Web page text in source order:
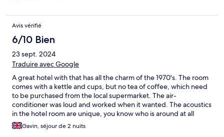
Avis vérifié
6/10 Bien
23 sept. 2024
Traduire avec Google
A great hotel with that has all the charm of the 1970's. The room
comes with a kettle and cups, but no tea of coffee, which need
to be purchased from the local supermarket. The air-
conditioner was loud and worked when it wanted. The acoustics
in the hotel room are unique, you know who is around at all
times, especially when upstairs move furniture around at 4 in the
morning. The pool is clean, but small and nobody wanted to
Gavin, séjour de 2 nuits